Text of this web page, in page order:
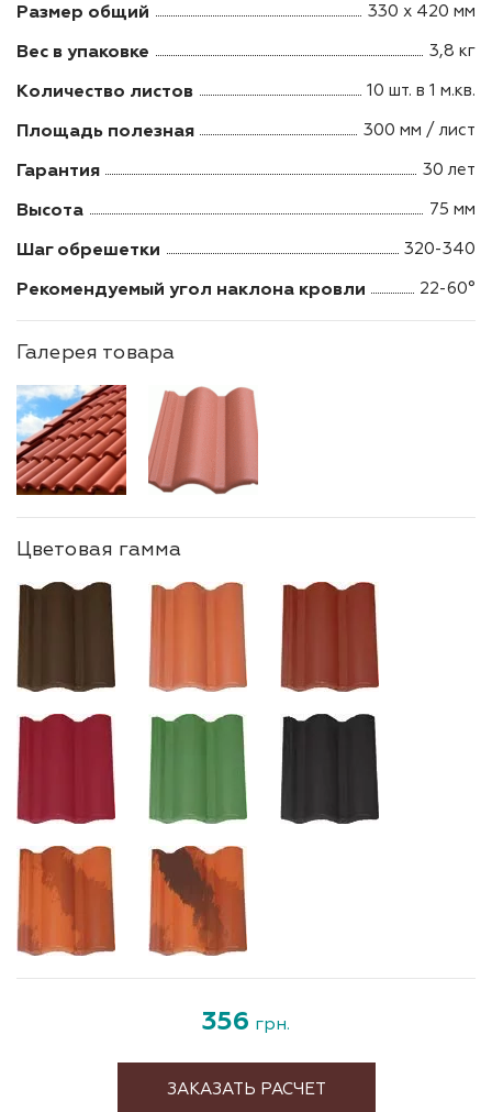
Размер общий 330 х 420 мм
Вес в упаковке 3,8 кг
Количество листов 10 шт. в 1 м.кв.
Площадь полезная 300 мм / лист
Гарантия 30 лет
Высота 75 мм
Шаг обрешетки 320-340
Рекомендуемый угол наклона кровли 22-60°
Галерея товара
Цветовая гамма
356 грн.
ЗАКАЗАТЬ РАСЧЕТ